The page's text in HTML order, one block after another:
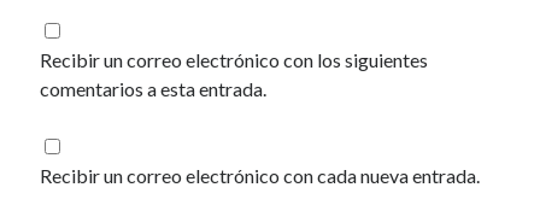
00-22-05-2002
Recibir un correo electrónico con los siguientes
comentarios a esta entrada.
Recibir un correo electrónico con cada nueva entrada.